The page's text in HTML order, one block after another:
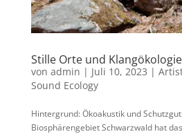
Stille Orte und Klangökologie
von admin | Juli 10, 2023 |
Sound Ecology
Hintergrund: Ökoakustik und
Biosphärengebiet Schwarzwald hat